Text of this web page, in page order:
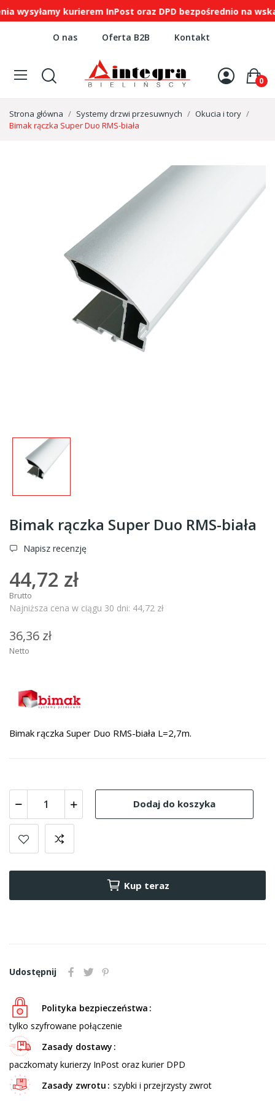
kurierem InPost oraz DPD bezpośrednio na
O nas Oferta B2B Kontakt
0
Strona główna Systemy drzwi przesuwnych
Okucia i tory
Bimak rączka Super Duo RMS-biała
Bimak rączka Super Duo RMS-biała
Napisz recenzję
44,72 zł
Brutto
Najniższa cena w ciągu 30 dni: 44,72 zł
36,36 zł
Netto
Bimak rączka Super Duo RMS-biała L=2,7m.
Dodaj do koszyka
Kup teraz
Udostępnij
Polityka bezpieczeństwa
tylko szyfrowane połączenie
Zasady dostawy
paczkomaty kurierzy InPost oraz kurier DPD
Zasady zwrotu
szybki i przejrzysty zwrot